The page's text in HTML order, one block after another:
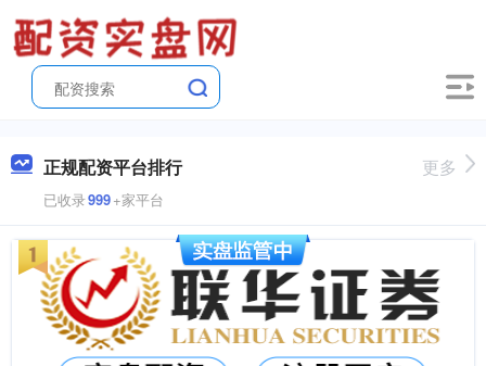
正规配资平台排行
已收录999+家平台
更多